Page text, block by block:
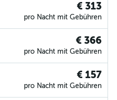
€ 313
pro Nacht mit Gebühren
€ 366
pro Nacht mit Gebühren
€ 157
pro Nacht mit Gebühren